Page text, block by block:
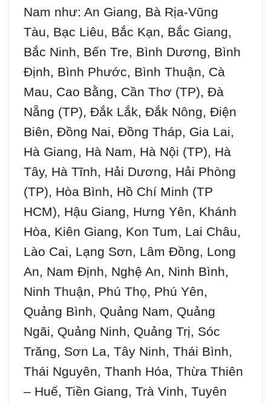
Nam như: An Giang, Bà Rịa-Vũng
Tàu, Bạc Liêu, Bắc Kạn, Bắc Giang,
Bắc Ninh, Bến Tre, Bình Dương, Bình
Định, Bình Phước, Bình Thuận, Cà
Mau, Cao Bằng, Cần Thơ (TP), Đà
Nẵng (TP), Đắk Lắk, Đắk Nông, Điện
Biên, Đồng Nai, Đồng Tháp, Gia Lai,
Hà Giang, Hà Nam, Hà Nội (TP), Hà
Tây, Hà Tĩnh, Hải Dương, Hải Phòng
(TP), Hòa Bình, Hồ Chí Minh (TP
HCM), Hậu Giang, Hưng Yên, Khánh
Hòa, Kiên Giang, Kon Tum, Lai Châu,
Lào Cai, Lạng Sơn, Lâm Đồng, Long
An, Nam Định, Nghệ An, Ninh Bình,
Ninh Thuận, Phú Thọ, Phú Yên,
Quảng Bình, Quảng Nam, Quảng
Ngãi, Quảng Ninh, Quảng Trị, Sóc
Trăng, Sơn La, Tây Ninh, Thái Bình,
Thái Nguyên, Thanh Hóa, Thừa Thiên
– Huế, Tiền Giang, Trà Vinh, Tuyên